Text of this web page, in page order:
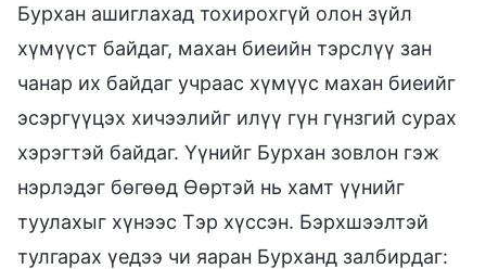
Бурхан ашиглахад тохирохгүй олон зүйл
хүмүүст байдаг, махан биеийн тэрслүү зан
чанар их байдаг учраас хүмүүс махан биеийг
эсэргүүцэх хичээлийг илүү гүн гүнзгий сурах
хэрэгтэй байдаг. Үүнийг Бурхан зовлон гэж
нэрлэдэг бөгөөд Өөртэй нь хамт үүнийг
туулахыг хүнээс Тэр хүссэн. Бэрхшээлтэй
тулгарах үедээ чи яаран Бурханд залбирдаг: